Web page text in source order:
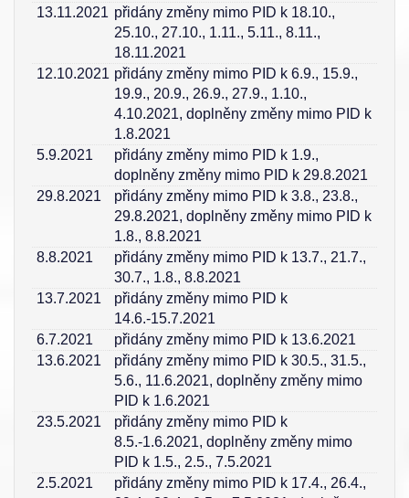
13.11.2021 přidány změny mimo PID k 18.10.,
25.10., 27.10., 1.11., 5.11., 8.11.,
18.11.2021
12.10.2021 přidány změny mimo PID k 6.9., 15.9.,
19.9., 20.9., 26.9., 27.9., 1.10.,
4.10.2021, doplněny změny mimo PID k
1.8.2021
5.9.2021
přidány změny mimo PID k 1.9.,
doplněny změny mimo PID k 29.8.2021
29.8.2021
přidány změny mimo PID k 3.8., 23.8.,
29.8.2021, doplněny změny mimo PID k
1.8., 8.8.2021
8.8.2021
přidány změny mimo PID k 13.7., 21.7.,
30.7., 1.8., 8.8.2021
13.7.2021
přidány změny mimo PID k
14.6.-15.7.2021
6.7.2021
přidány změny mimo PID k 13.6.2021
13.6.2021
přidány změny mimo PID k 30.5., 31.5.,
5.6., 11.6.2021, doplněny změny mimo
PID k 1.6.2021
23.5.2021
přidány změny mimo PID k
8.5.-1.6.2021, doplněny změny mimo
PID k 1.5., 2.5., 7.5.2021
2.5.2021
přidány změny mimo PID k 17.4., 26.4.,